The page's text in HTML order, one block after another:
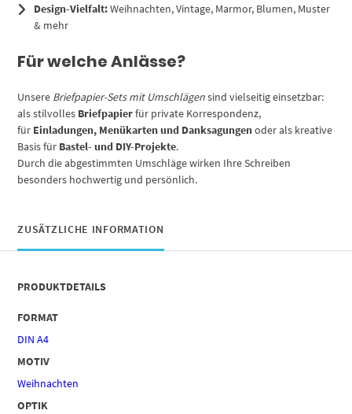
Design-Vielfalt:Weihnachten, Vintage, Marmor, Blumen, Muster
& mehr
Für welche Anlässe?
Unsere Briefpapier-Sets mit Umschlägensind vielseitig einsetzbar:
als stilvolles Briefpapierfür private Korrespondenz,
für Einladungen, Menükarten und Danksagungenoder als kreative
Basis für Bastel- und DIY-Projekte.
Durch die abgestimmten Umschläge wirken Ihre Schreiben
besonders hochwertig und persönlich.
ZUSÄTZLICHE INFORMATION
PRODUKTDETAILS
FORMAT
DIN A4
MOTIV
Weihnachten
OPTIK